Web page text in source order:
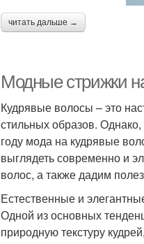
читать дальше →
Модные стрижки
Кудрявые волосы – это
стильных образов.
году мода на кудрявые
выглядеть современно и
волос, а также дадим
Естественные и
Одной из основных
природную текстуру